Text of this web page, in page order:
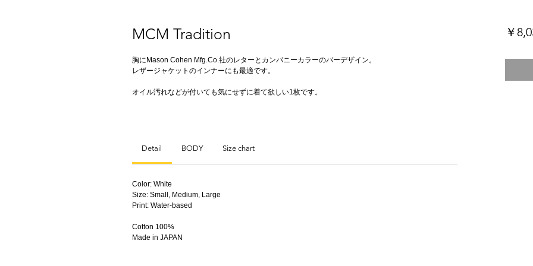
MCM Tradition
胸にMason Cohen Mfg.Co.社のレターとカンパニーカラーのバーデザイン。
レザージャケットのインナーにも最適です。
オイル汚れなどが付いても気にせずに着て欲しい1枚です。
Detail BODY Size chart
Color: White
Size: Small, Medium, Large
Print: Water-based
Cotton 100%
Made in JAPAN
￥